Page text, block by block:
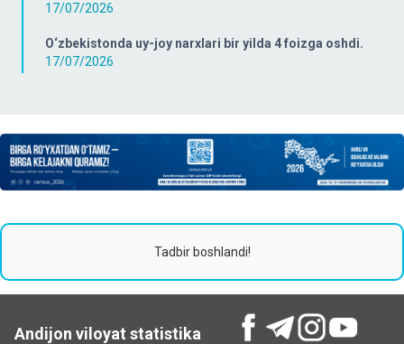
17/07/2026
O‘zbekistonda uy-joy narxlari bir yilda 4 foizga oshdi.
17/07/2026
Tadbir boshlandi!
Andijon viloyat statistika